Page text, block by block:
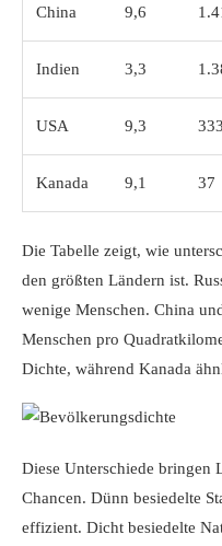
China 9,6
Indien 3,3
USA 9,3 333
Kanada 9,1 37
Die Tabelle zeigt, wie
den größten Ländern ist.
wenige Menschen. China
Menschen pro
Dichte, während Kanada
Diese Unterschiede bringen
Chancen. Dünn besiedelte
effizient. Dicht besiedelte